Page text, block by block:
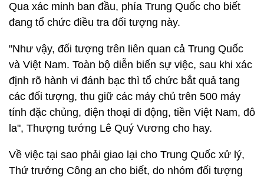
Qua xác minh ban đầu, phía Trung Quốc cho biết
đang tổ chức điều tra đối tượng này.
"Như vậy, đối tượng trên liên quan cả Trung Quốc
và Việt Nam. Toàn bộ diễn biến sự việc, sau khi xác
định rõ hành vi đánh bạc thì tổ chức bắt quả tang
các đối tượng, thu giữ các máy chủ trên 500 máy
tính đặc chủng, điện thoại di động, tiền Việt Nam, đô
la", Thượng tướng Lê Quý Vương cho hay.
Về việc tại sao phải giao lại cho Trung Quốc xử lý,
Thứ trưởng Công an cho biết, do nhóm đối tượng